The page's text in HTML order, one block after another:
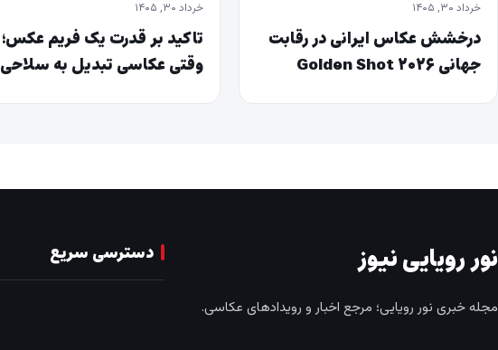
خرداد ۳۰, ۱۴۰۵
درخشش عکاس ایرانی در رقابت
جهانی Golden Shot ۲۰۲۶
خرداد ۳۰, ۱۴۰۵
تاکید بر قدرت یک فریم عکس؛
وقتی عکاسی تبدیل به سلاحی
نور رویایی نیوز
مجله خبری نور رویایی؛ مرجع اخبار و رویدادهای عکاسی.
دسترسی سریع